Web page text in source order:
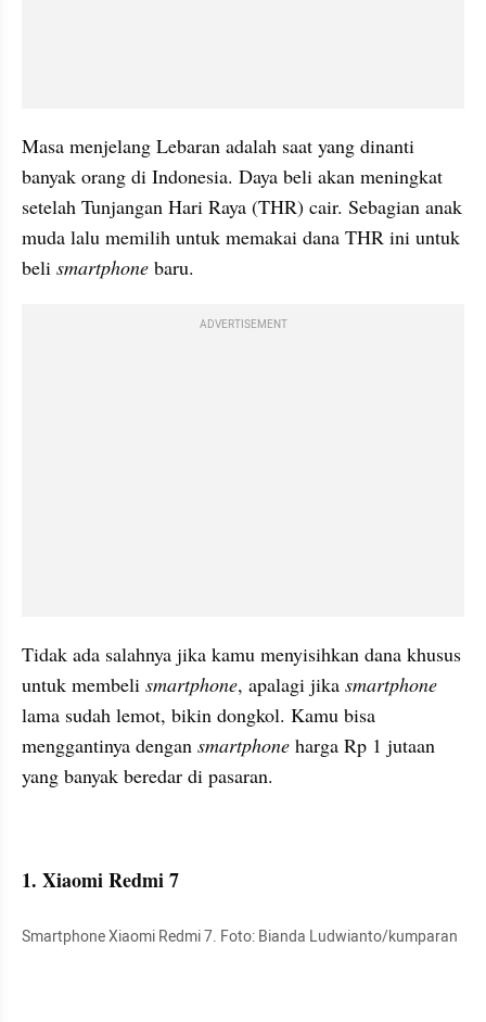
Masa menjelang Lebaran adalah saat yang dinanti
banyak orang di Indonesia. Daya beli akan meningkat
setelah Tunjangan Hari Raya (THR) cair. Sebagian anak
muda lalu memilih untuk memakai dana THR ini untuk
beli smartphone baru.
ADVERTISEMENT
Tidak ada salahnya jika kamu menyisihkan dana khusus
untuk membeli smartphone, apalagi jika
lama sudah lemot, bikin dongkol. Kamu bisa
menggantinya dengan smartphone harga Rp 1 jutaan
yang banyak beredar di pasaran.
1. Xiaomi Redmi 7
Smartphone Xiaomi Redmi 7. Foto: Bianda Ludwianto/kumparan